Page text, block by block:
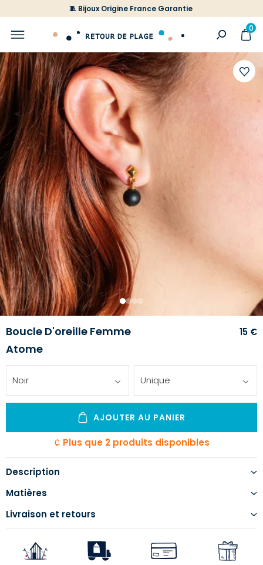
🧵 Bijoux Origine France Garantie
0
1 234
Boucle D'oreille Femme
Atome
15 €
Noir Unique
AJOUTER AU PANIER
Plus que 2 produits disponibles
Description
Matières
Livraison et retours